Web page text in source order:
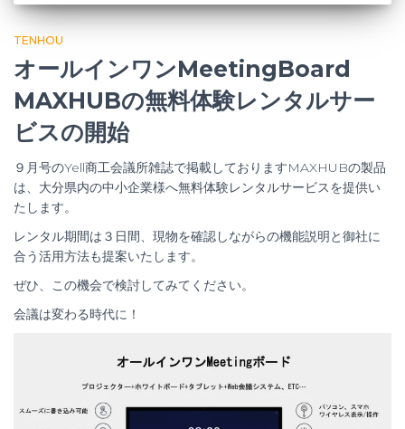
TENHOU
オールインワンMeetingBoard
MAXHUBの無料体験レンタルサー
ビスの開始
９月号のYell商工会議所雑誌で掲載しておりますMAXHUBの製品
は、大分県内の中小企業様へ無料体験レンタルサービスを提供い
たします。
レンタル期間は３日間、現物を確認しながらの機能説明と御社に
合う活用方法も提案いたします。
ぜひ、この機会で検討してみてください。
会議は変わる時代に！